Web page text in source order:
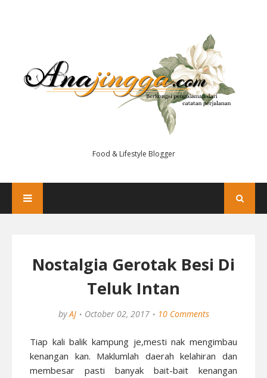
Food & Lifestyle Blogger
Nostalgia Gerotak Besi Di
Teluk Intan
by AJ October 02, 2017 10 Comments
Tiap kali balik kampung je,mesti nak mengimbau
kenangan kan. Maklumlah daerah kelahiran dan
membesar pasti banyak bait-bait kenangan